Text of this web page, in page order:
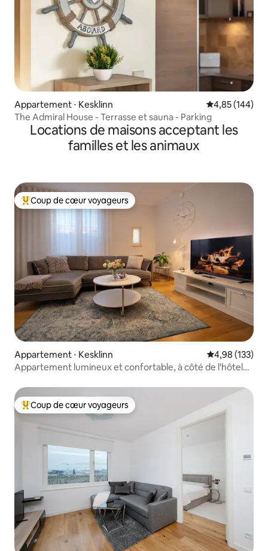
Appartement ⋅ Kesklinn Évaluation
4,85 (144)
The Admiral House - Terrasse et sauna - Parking
Locations de maisons acceptant les
familles et les animaux
Coups de cœur voyageurs les plus appréciés
Coup de cœur voyageurs
Appartement ⋅ Kesklinn Évaluation
4,98 (133)
Appartement lumineux et confortable, à côté de l'hôtel
Coups de cœur voyageurs les plus appréciés
Coup de cœur voyageurs